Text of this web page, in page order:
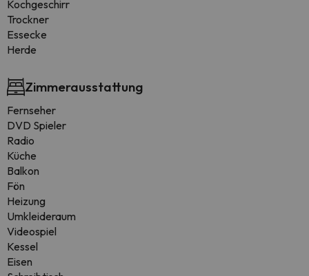
Kochgeschirr
Trockner
Essecke
Herde
Zimmerausstattung
Fernseher
DVD Spieler
Radio
Küche
Balkon
Fön
Heizung
Umkleideraum
Videospiel
Kessel
Eisen